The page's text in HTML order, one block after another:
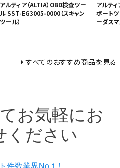
アルティア（ALTIA）OBD検査ツー
ル SST-EG3005-0000（スキャン
ツール）
アルティ
ポート
ーダスマ
すべてのおすすめ商品を見る